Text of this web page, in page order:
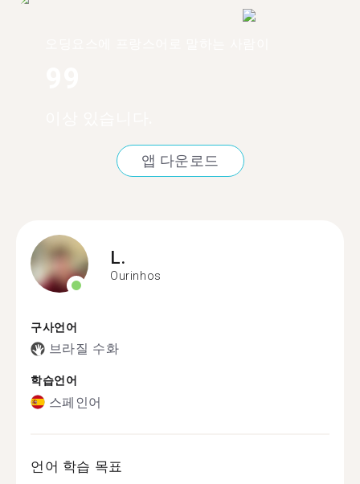
앱 다운로드
L.
Ourinhos
구사언어
브라질 수화
학습언어
스페인어
언어 학습 목표